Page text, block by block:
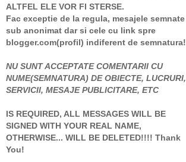
ALTFEL ELE VOR FI STERSE.
Fac exceptie de la regula, mesajele semnate
sub anonimat dar si cele cu link spre
blogger.com(profil) indiferent de semnatura!
NU SUNT ACCEPTATE COMENTARII CU
NUME(SEMNATURA) DE OBIECTE, LUCRURI,
SERVICII, MESAJE PUBLICITARE, ETC
IS REQUIRED, ALL MESSAGES WILL BE
SIGNED WITH YOUR REAL NAME,
OTHERWISE... WILL BE DELETED!!!! Thank
You!